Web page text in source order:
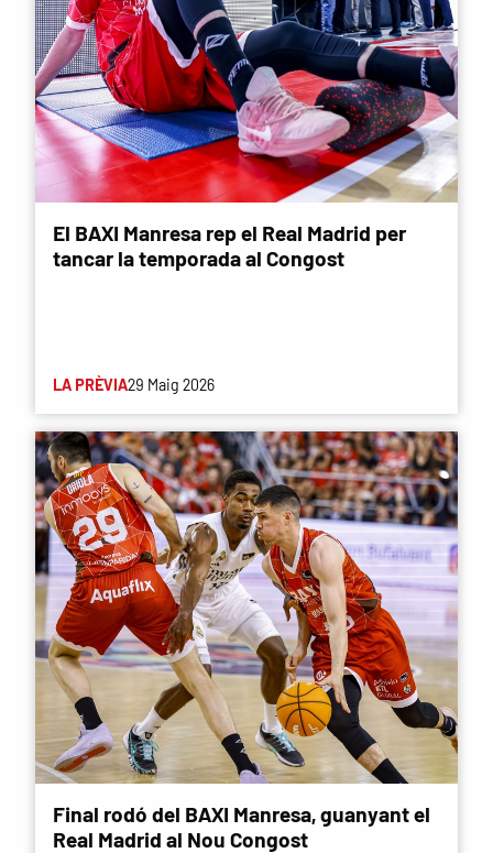
El BAXI Manresa rep el Real Madrid per
tancar la temporada al Congost
LA PRÈVIA29 Maig 2026
Final rodó del BAXI Manresa, guanyant el
Real Madrid al Nou Congost